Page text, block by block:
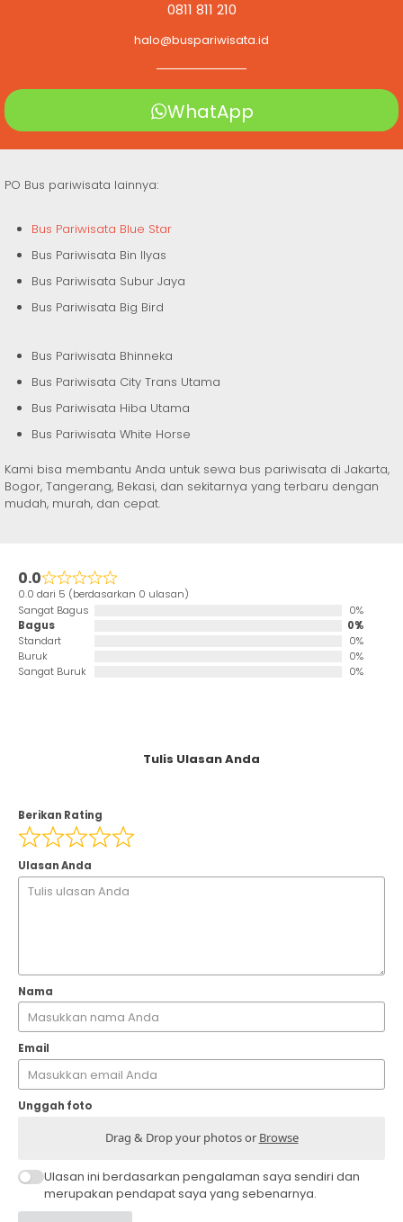
0811 811 210
halo@buspariwisata.id
WhatApp
PO Bus pariwisata lainnya:
Bus Pariwisata Blue Star
Bus Pariwisata Bin Ilyas
Bus Pariwisata Subur Jaya
Bus Pariwisata Big Bird
Bus Pariwisata Bhinneka
Bus Pariwisata City Trans Utama
Bus Pariwisata Hiba Utama
Bus Pariwisata White Horse
Kami bisa membantu Anda untuk sewa bus pariwisata di Jakarta,
Bogor, Tangerang, Bekasi, dan sekitarnya yang terbaru dengan
mudah, murah, dan cepat.
0.0
0.0 dari 5 (berdasarkan 0 ulasan)
Sangat Bagus
0%
Bagus
0%
Standart
0%
Buruk
0%
Sangat Buruk
0%
Tulis Ulasan Anda
Berikan Rating
Ulasan Anda
Nama
Email
Unggah foto
Drag & Drop your photos or Browse
Ulasan ini berdasarkan pengalaman saya sendiri dan
merupakan pendapat saya yang sebenarnya.